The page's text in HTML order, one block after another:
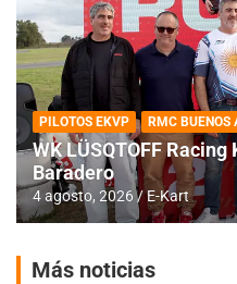
PILOTOS EKVP RMC BUENOS
WK LÜSQTOFF
Baradero
4 agosto, 2026 E-Kart
Más noticias